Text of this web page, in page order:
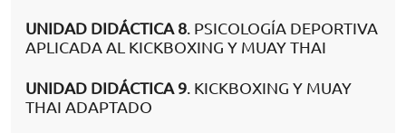
UNIDAD DIDÁCTICA 8. PSICOLOGÍA DEPORTIVA
APLICADA AL KICKBOXING Y MUAY THAI
UNIDAD DIDÁCTICA 9. KICKBOXING Y MUAY
THAI ADAPTADO